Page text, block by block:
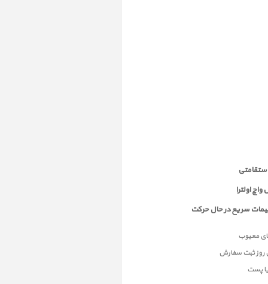
اولترا
سریع در حال حرکت
روز ثبت سفارش
پست